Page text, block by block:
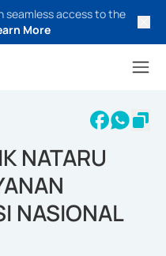
seamless access to the
More
NATARU
NASIONAL